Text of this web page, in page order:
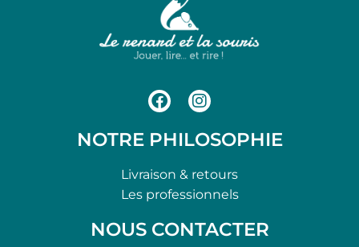
NOTRE PHILOSOPHIE
Livraison & retours
Les professionnels
NOUS CONTACTER